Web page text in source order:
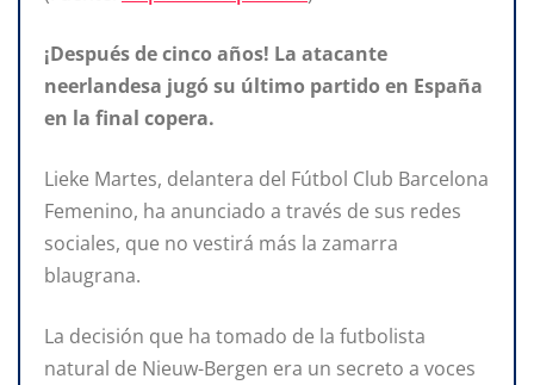
¡Después de cinco años! La atacante
neerlandesa jugó su último partido en España
en la final copera.
Lieke Martes, delantera del Fútbol Club Barcelona
Femenino, ha anunciado a través de sus redes
sociales, que no vestirá más la zamarra
blaugrana.
La decisión que ha tomado de la futbolista
natural de Nieuw-Bergen era un secreto a voces